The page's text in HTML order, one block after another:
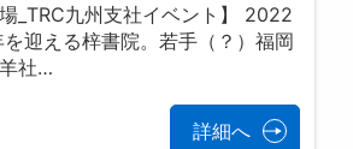
場_TRC九州支社イベント】 2022
迎える梓書院。若手（？）福岡
社…
詳細へ